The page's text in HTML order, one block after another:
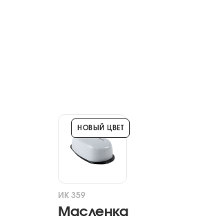
НОВЫЙ ЦВЕТ
ИК 359
Масленка